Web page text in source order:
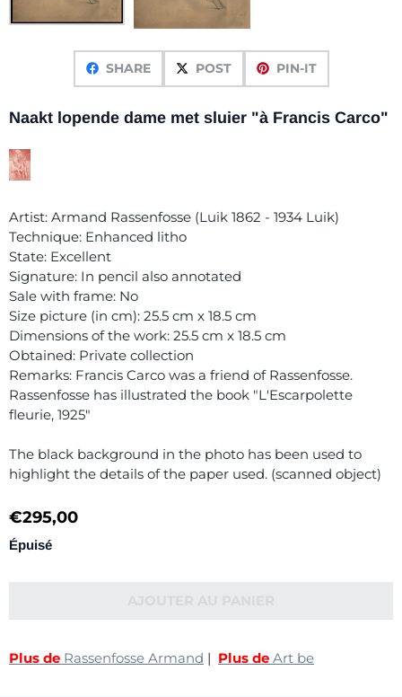
SHARE POST PIN-IT
Naakt lopende dame met sluier "à Francis Carco"
Artist: Armand Rassenfosse (Luik 1862 - 1934 Luik)
Technique: Enhanced litho
State: Excellent
Signature: In pencil also annotated
Sale with frame: No
Size picture (in cm): 25.5 cm x 18.5 cm
Dimensions of the work: 25.5 cm x 18.5 cm
Obtained: Private collection
Remarks: Francis Carco was a friend of Rassenfosse.
Rassenfosse has illustrated the book "L'Escarpolette
fleurie, 1925"
The black background in the photo has been used to
highlight the details of the paper used. (scanned object)
€295,00
Épuisé
Plus de Rassenfosse Armand | Plus de Art be